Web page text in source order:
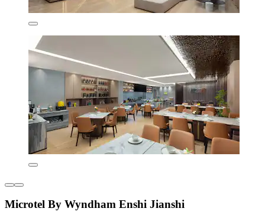
Microtel By Wyndham Enshi Jianshi